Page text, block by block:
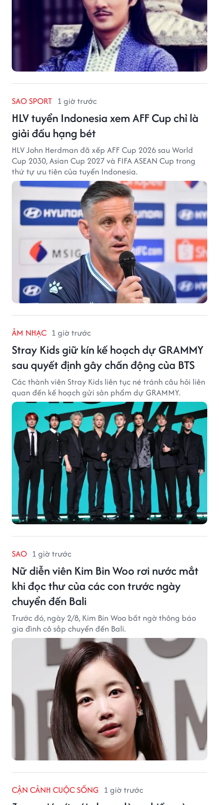
SAO SPORT 1 giờ trước
HLV tuyển Indonesia xem AFF Cup chỉ là
giải đấu hạng bét
HLV John Herdman đã xếp AFF Cup 2026 sau World
Cup 2030, Asian Cup 2027 và FIFA ASEAN Cup trong
thứ tự ưu tiên của tuyển Indonesia.
ÂM NHẠC 1 giờ trước
Stray Kids giữ kín kế hoạch dự GRAMMY
sau quyết định gây chấn động của BTS
Các thành viên Stray Kids liên tục né tránh câu hỏi liên
quan đến kế hoạch gửi sản phẩm dự GRAMMY.
SAO 1 giờ trước
Nữ diễn viên Kim Bin Woo rơi nước mắt
khi đọc thư của các con trước ngày
chuyển đến Bali
Trước đó, ngày 2/8, Kim Bin Woo bất ngờ thông báo
gia đình cô sắp chuyển đến Bali.
CẬN CẢNH CUỘC SỐNG 1 giờ trước